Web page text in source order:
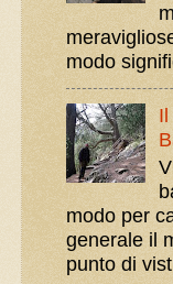
modo
modo per
generale il
punto di